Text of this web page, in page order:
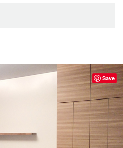
Save